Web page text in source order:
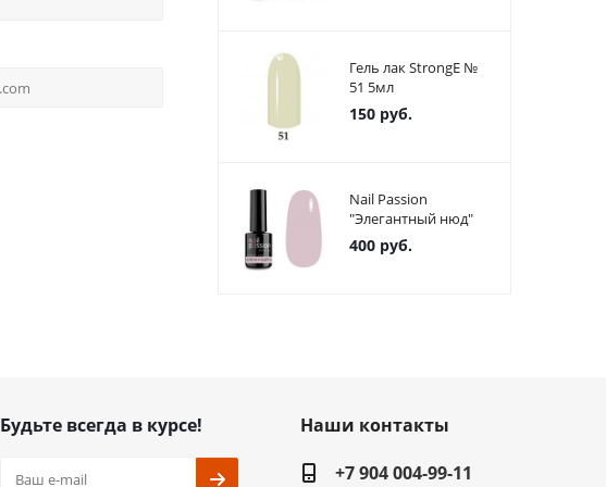
Гель лак StrongE №
51 5мл
150 руб.
Nail Passion
"Элегантный нюд"
400 руб.
Будьте всегда в курсе!
Наши контакты
+7 904 004-99-11